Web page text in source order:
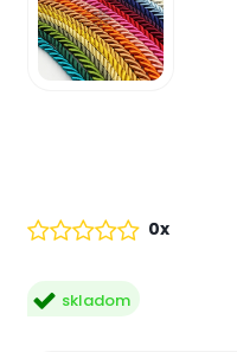
skladom
0x